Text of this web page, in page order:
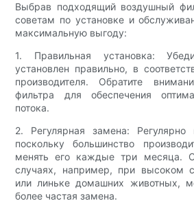
Выбрав подходящий воздушный
советам по установке и
максимальную выгоду:
1. Правильная установка:
установлен правильно, в
производителя. Обратите
фильтра для обеспечения
потока.
2. Регулярная замена: Регулярно
поскольку большинство
менять его каждые три месяца.
случаях, например, при высоком
или линьке домашних животных,
более частая замена.